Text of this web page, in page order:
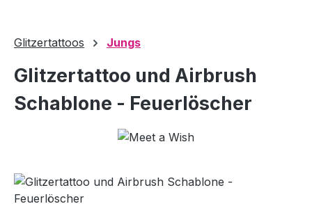
Glitzertattoos Jungs
Glitzertattoo und Airbrush
Schablone - Feuerlöscher
Bildergalerie überspringen